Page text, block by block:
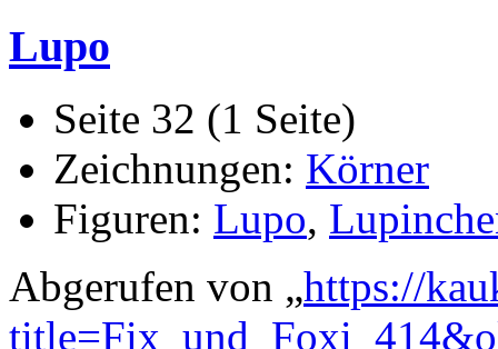
Lupo
Seite 32 (1 Seite)
Zeichnungen: Körner
Figuren: Lupo,
Abgerufen von „https://